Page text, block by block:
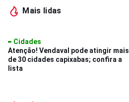
Mais lidas
Cidades
Atenção! Vendaval pode atingir mais
de 30 cidades capixabas; confira a
lista